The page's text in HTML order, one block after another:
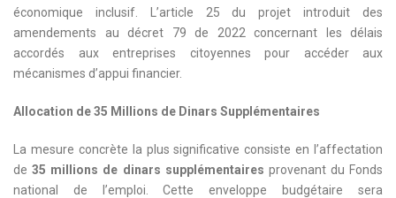
économique inclusif. L’article 25 du projet introduit des
amendements au décret 79 de 2022 concernant les délais
accordés aux entreprises citoyennes pour accéder aux
mécanismes d’appui financier.
Allocation de 35 Millions de Dinars Supplémentaires
La mesure concrète la plus significative consiste en l’affectation
de35 millions de dinars supplémentaires provenant du Fonds
national de l’emploi. Cette enveloppe budgétaire sera